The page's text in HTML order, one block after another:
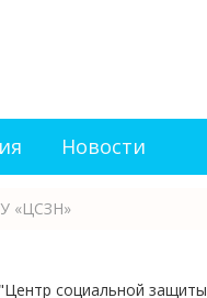
Новости
«ЦСЗН»
социальной защиты